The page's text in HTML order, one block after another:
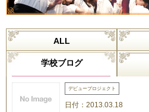
ALL
学校ブログ
デビュープロジェクト
日付：2013.03.18